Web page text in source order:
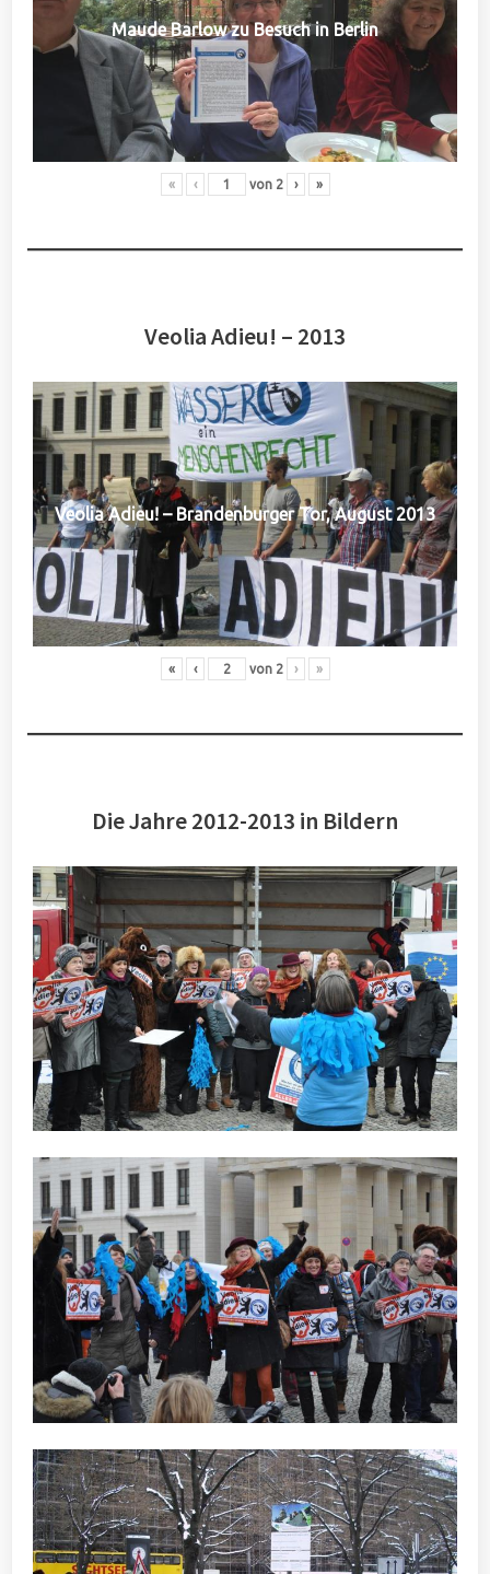
Maude Barlow zu Besuch in Berlin
« ‹ von 2 › »
Veolia Adieu! – 2013
Veolia Adieu! – Brandenburger Tor, August 2013
« ‹ von 2 › »
Die Jahre 2012-2013 in Bildern